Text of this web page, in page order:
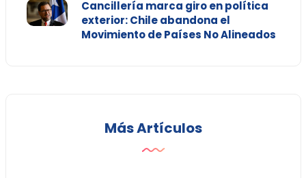
Cancillería marca giro en política
exterior: Chile abandona el
Movimiento de Países No Alineados
Más Artículos